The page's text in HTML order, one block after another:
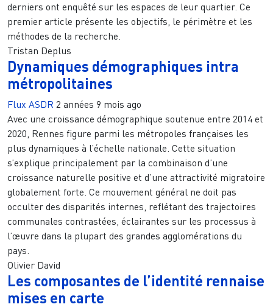
derniers ont enquêté sur les espaces de leur quartier. Ce
premier article présente les objectifs, le périmètre et les
méthodes de la recherche.
Tristan Deplus
Dynamiques démographiques intra
métropolitaines
Flux ASDR 2 années 9 mois ago
Avec une croissance démographique soutenue entre 2014 et
2020, Rennes figure parmi les métropoles françaises les
plus dynamiques à l’échelle nationale. Cette situation
s’explique principalement par la combinaison d’une
croissance naturelle positive et d’une attractivité migratoire
globalement forte. Ce mouvement général ne doit pas
occulter des disparités internes, reflétant des trajectoires
communales contrastées, éclairantes sur les processus à
l’œuvre dans la plupart des grandes agglomérations du
pays.
Olivier David
Les composantes de l’identité rennaise
mises en carte